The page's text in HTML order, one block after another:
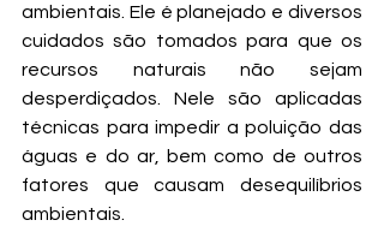
ambientais. Ele é planejado e diversos
cuidados são tomados para que os
recursos naturais não sejam
desperdiçados. Nele são aplicadas
técnicas para impedir a poluição das
águas e do ar, bem como de outros
fatores que causam desequilíbrios
ambientais.